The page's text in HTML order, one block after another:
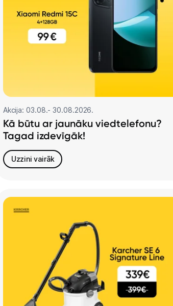
Telefoni, planšetdatori
Viedierīces
Ražotāju atjaunota tehnika
Vēlmju saraksts
Piegāde un apmaksa
Tehnikas izvešana
Uzņēmumiem
Akcija: 03.08.- 30.08.2026.
Kā būtu ar jaunāku viedtelefonu?
Tagad izdevīgāk!
Uzzini vairāk